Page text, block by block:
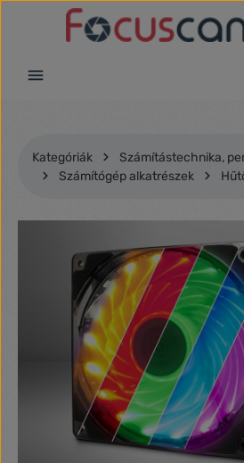
Ugrás a fő tartalomra
Kategóriák
Számítástechnika,
Számítógép alkatrészek
Képgaléria kihagyása